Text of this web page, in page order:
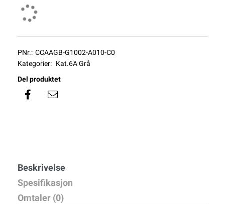
PNr.: CCAAGB-G1002-A010-C0
Kategorier: Kat.6A Grå
Del produktet
Beskrivelse
Spesifikasjon
Omtaler (0)